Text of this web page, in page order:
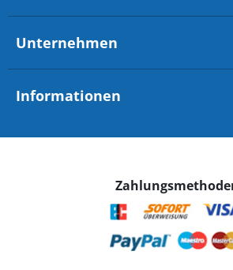
Unternehmen
Informationen